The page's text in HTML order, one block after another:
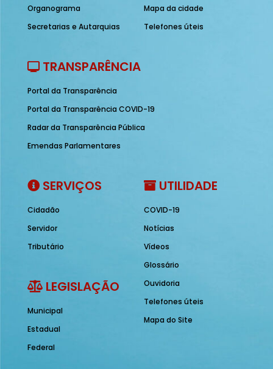
Organograma
Secretarias e Autarquias
Mapa da cidade
Telefones úteis
TRANSPARÊNCIA
Portal da Transparência
Portal da Transparência COVID-19
Radar da Transparência Pública
Emendas Parlamentares
SERVIÇOS
Cidadão
Servidor
Tributário
LEGISLAÇÃO
Municipal
Estadual
Federal
UTILIDADE
COVID-19
Notícias
Vídeos
Glossário
Ouvidoria
Telefones úteis
Mapa do Site